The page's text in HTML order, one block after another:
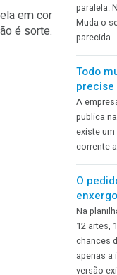
para o tipo de
ou uma prova.
é direta. Tela não é
cor de tela em cor
não é sorte.